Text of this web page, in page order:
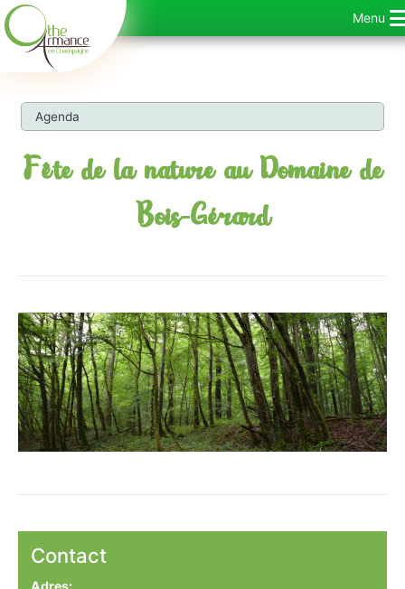
Ga
naar
inhoud
Menu
Agenda
Fête de la nature au Domaine de
Bois-Gérard
Contact
Adres: